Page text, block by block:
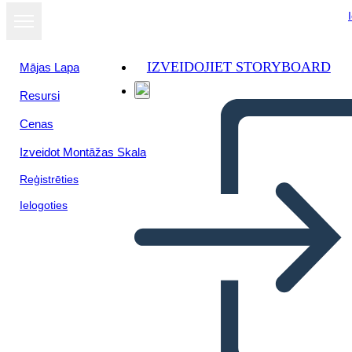
Mājas Lapa
Resursi
Cenas
Izveidot Montāžas Skala
Reģistrēties
Ielogoties
IZVEIDOJIET STORYBOARD
Skatīt kā
slaidrādi